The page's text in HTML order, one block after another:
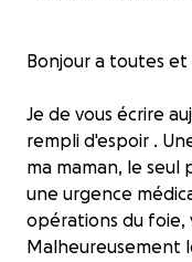
Bonjour a toutes et
Je de vous écrire
rempli d'espoir .
ma maman, le
une urgence
opérations du foie,
Malheureusement